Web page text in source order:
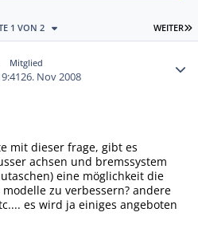
WEITER
1 VON 2
Mitglied
26. Nov 2008
mit dieser frage, gibt es
achsen und bremssystem
eine möglichkeit die
zu verbessern? andere
es wird ja einiges angeboten